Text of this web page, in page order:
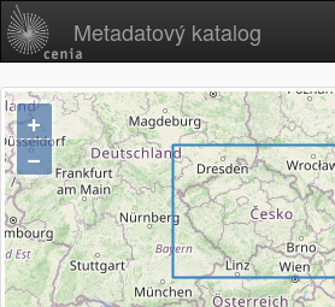
Metadatový katalog
+
−